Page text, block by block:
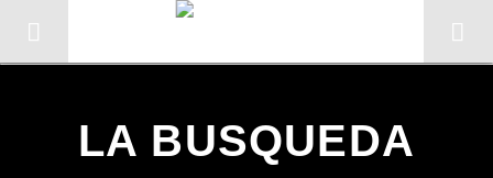
LA BUSQUEDA